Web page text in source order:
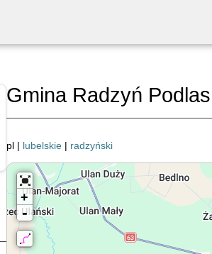
Gmina Radzyń
pl | lubelskie| radzyński
+
-